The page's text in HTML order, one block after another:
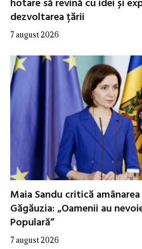
hotare să revină cu idei și
dezvoltarea țării
7 august 2026
Maia Sandu critică
Găgăuzia: „Oamenii au
Populară”
7 august 2026